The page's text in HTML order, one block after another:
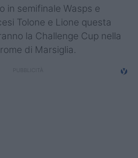
in semifinale Wasps e
Tolone e Lione questa
la Challenge Cup nella
di Marsiglia.